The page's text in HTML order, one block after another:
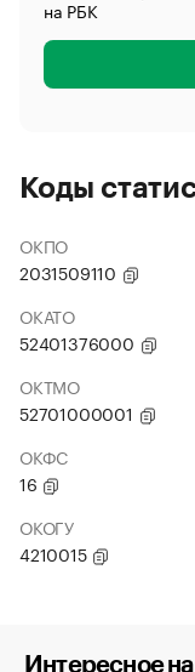
на РБК
Коды
ОКПО
2031509110
ОКАТО
52401376000
ОКТМО
52701000001
ОКФС
16
ОКОГУ
4210015
Интересное